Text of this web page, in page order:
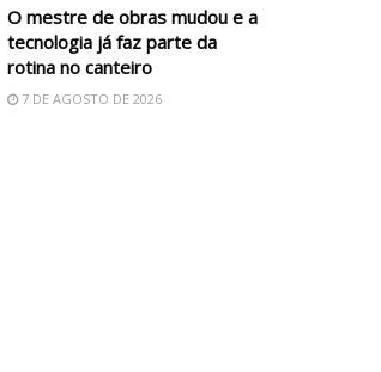
O mestre de obras mudou e a
tecnologia já faz parte da
rotina no canteiro
7 DE AGOSTO DE 2026